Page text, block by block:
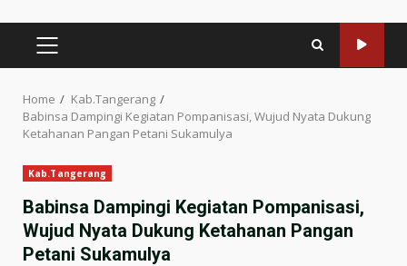
PRIMARY
MENU
Home
Kab.Tangerang
Babinsa Dampingi Kegiatan Pompanisasi, Wujud Nyata Dukung
Ketahanan Pangan Petani Sukamulya
Kab.Tangerang
Babinsa Dampingi Kegiatan Pompanisasi,
Wujud Nyata Dukung Ketahanan Pangan
Petani Sukamulya